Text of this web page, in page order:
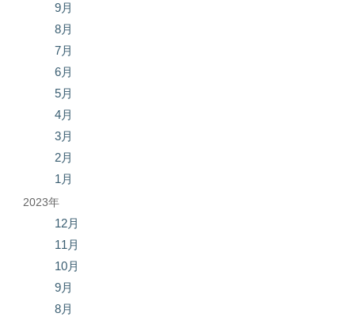
9月
8月
7月
6月
5月
4月
3月
2月
1月
2023年
12月
11月
10月
9月
8月